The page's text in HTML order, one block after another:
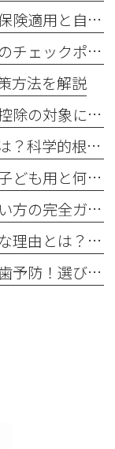
虫歯治療の費用はいくらかかる？保険適用と自費治療の違い
虫歯の初期症状を見逃さないためのチェックポイント
方法を解説
フッ素を使った虫歯予防は医療費控除の対象になる？最新情報をチェック！
フッ素が虫歯予防に与える効果とは？科学的根拠を解説！
大人のためのフッ素虫歯予防法！子ども用と何が違う？
フッ素で虫歯予防！その効果と使い方の完全ガイド
キシリトールが虫歯予防に効果的な理由とは？科学的な根拠を徹底解説！
フッ素入りマウスウォッシュで虫歯予防！選び方と使い方を解説